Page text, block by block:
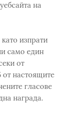
на
изпрати
само един
от
от настоящите
гласове
награда.